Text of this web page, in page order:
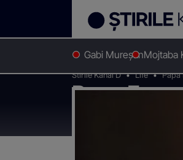
Gabi MureșanMojtaba
Stirile Kanal D Life Papa
Papa
decat un